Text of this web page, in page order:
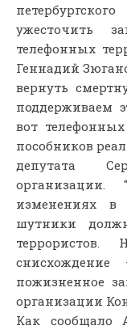
ужесточить
телефонных
Геннадий
вернуть
поддерживаем
вот
пособников
депутата
организации.
изменениях в
шутники
пожизненное
организации
Как сообщало